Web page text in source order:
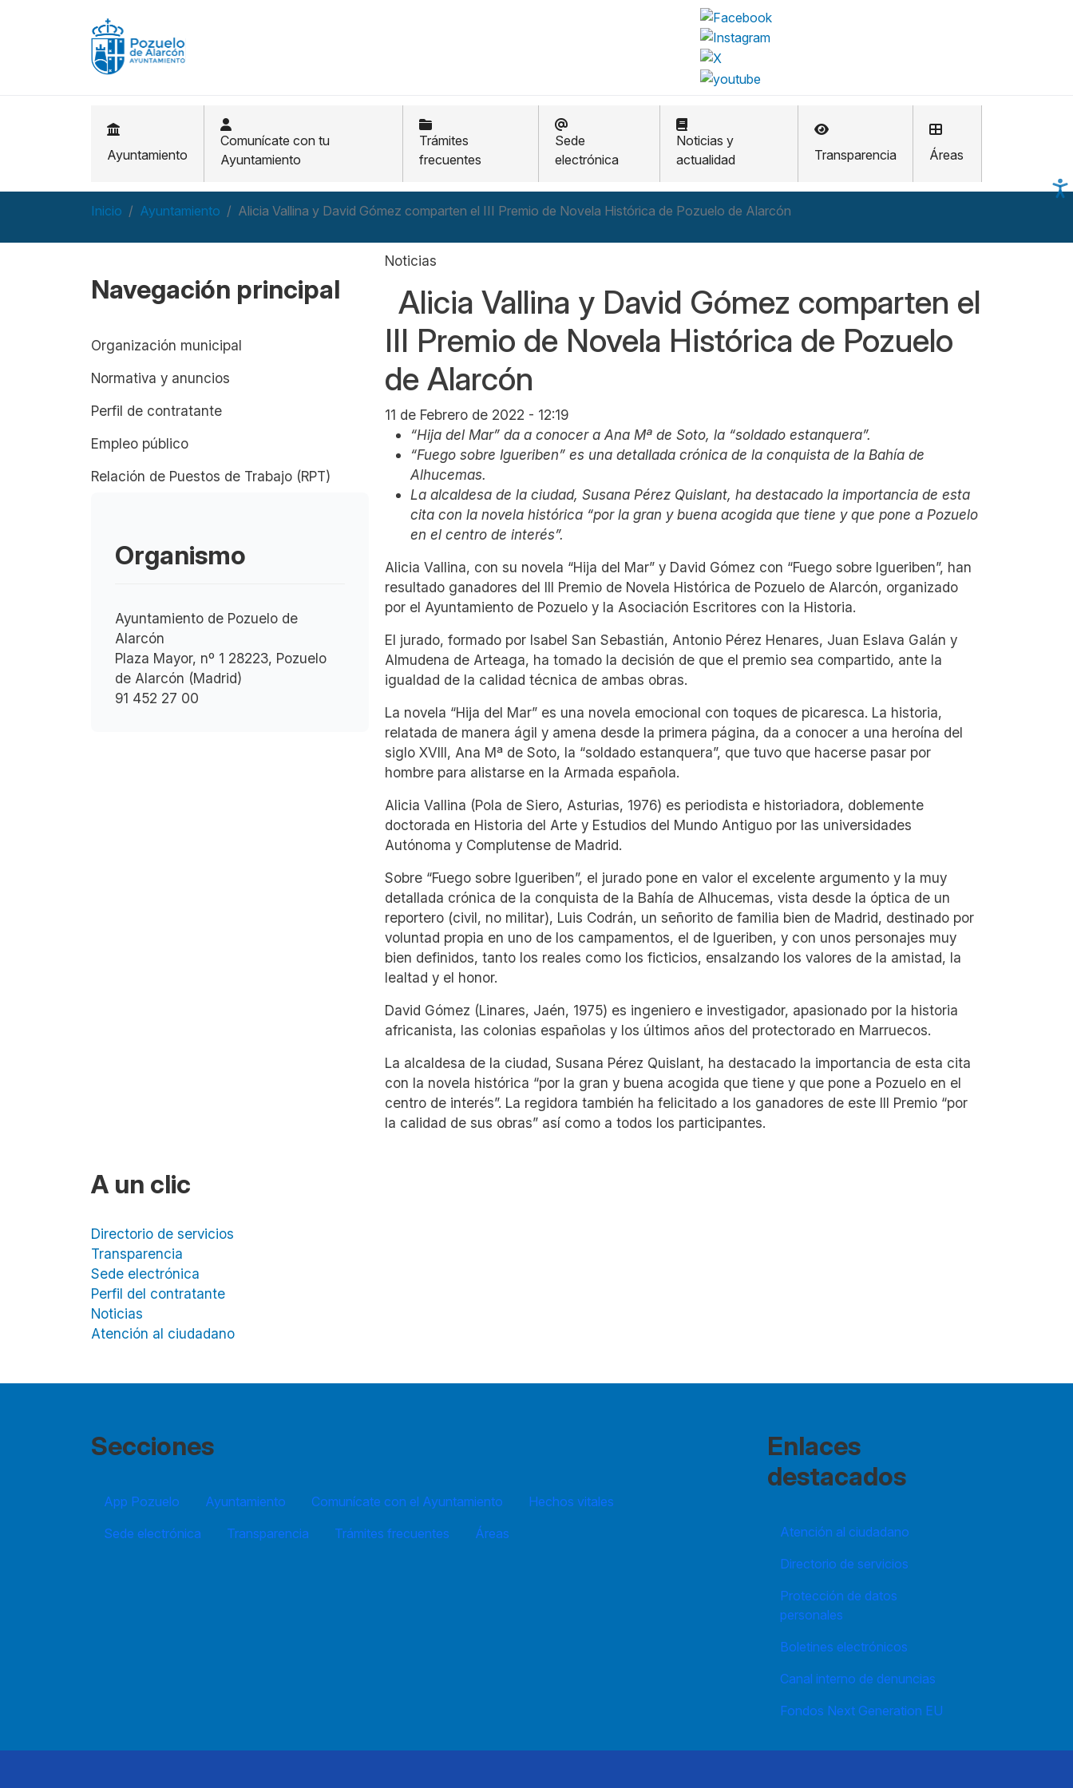
Ayuntamiento
Comunícate con tu
Ayuntamiento
Trámites
frecuentes
Sede
electrónica
Noticias y
actualidad
Transparencia Áreas
Inicio Ayuntamiento Alicia Vallina y David Gómez comparten el III Premio de Novela Histórica de Pozuelo de Alarcón
Navegación principal
Organización municipal
Normativa y anuncios
Perfil de contratante
Empleo público
Relación de Puestos de Trabajo (RPT)
Organismo
Ayuntamiento de Pozuelo de
Alarcón
Plaza Mayor, nº 1 28223, Pozuelo
de Alarcón (Madrid)
91 452 27 00
Noticias
Alicia Vallina y David Gómez comparten el
III Premio de Novela Histórica de Pozuelo
de Alarcón
11 de Febrero de 2022 - 12:19
“Hija del Mar” da a conocer a Ana Mª de Soto, la “soldado estanquera”.
“Fuego sobre Igueriben” es una detallada crónica de la conquista de la Bahía de
Alhucemas.
La alcaldesa de la ciudad, Susana Pérez Quislant, ha destacado la importancia de esta
cita con la novela histórica “por la gran y buena acogida que tiene y que pone a Pozuelo
en el centro de interés”.
Alicia Vallina, con su novela “Hija del Mar” y David Gómez con “Fuego sobre Igueriben”, han
resultado ganadores del III Premio de Novela Histórica de Pozuelo de Alarcón, organizado
por el Ayuntamiento de Pozuelo y la Asociación Escritores con la Historia.
El jurado, formado por Isabel San Sebastián, Antonio Pérez Henares, Juan Eslava Galán y
Almudena de Arteaga, ha tomado la decisión de que el premio sea compartido, ante la
igualdad de la calidad técnica de ambas obras.
La novela “Hija del Mar” es una novela emocional con toques de picaresca. La historia,
relatada de manera ágil y amena desde la primera página, da a conocer a una heroína del
siglo XVIII, Ana Mª de Soto, la “soldado estanquera”, que tuvo que hacerse pasar por
hombre para alistarse en la Armada española.
Alicia Vallina (Pola de Siero, Asturias, 1976) es periodista e historiadora, doblemente
doctorada en Historia del Arte y Estudios del Mundo Antiguo por las universidades
Autónoma y Complutense de Madrid.
Sobre “Fuego sobre Igueriben”, el jurado pone en valor el excelente argumento y la muy
detallada crónica de la conquista de la Bahía de Alhucemas, vista desde la óptica de un
reportero (civil, no militar), Luis Codrán, un señorito de familia bien de Madrid, destinado por
voluntad propia en uno de los campamentos, el de Igueriben, y con unos personajes muy
bien definidos, tanto los reales como los ficticios, ensalzando los valores de la amistad, la
lealtad y el honor.
David Gómez (Linares, Jaén, 1975) es ingeniero e investigador, apasionado por la historia
africanista, las colonias españolas y los últimos años del protectorado en Marruecos.
La alcaldesa de la ciudad, Susana Pérez Quislant, ha destacado la importancia de esta cita
con la novela histórica “por la gran y buena acogida que tiene y que pone a Pozuelo en el
centro de interés”. La regidora también ha felicitado a los ganadores de este III Premio “por
la calidad de sus obras” así como a todos los participantes.
A un clic
Directorio de servicios
Transparencia
Sede electrónica
Perfil del contratante
Noticias
Atención al ciudadano
Secciones
App Pozuelo Ayuntamiento Comunícate con el Ayuntamiento
Hechos vitales
Sede electrónica
Transparencia Trámites frecuentes Áreas
Enlaces
destacados
Atención al ciudadano
Directorio de servicios
Protección de datos
personales
Boletines electrónicos
Canal interno de denuncias
Fondos Next Generation EU